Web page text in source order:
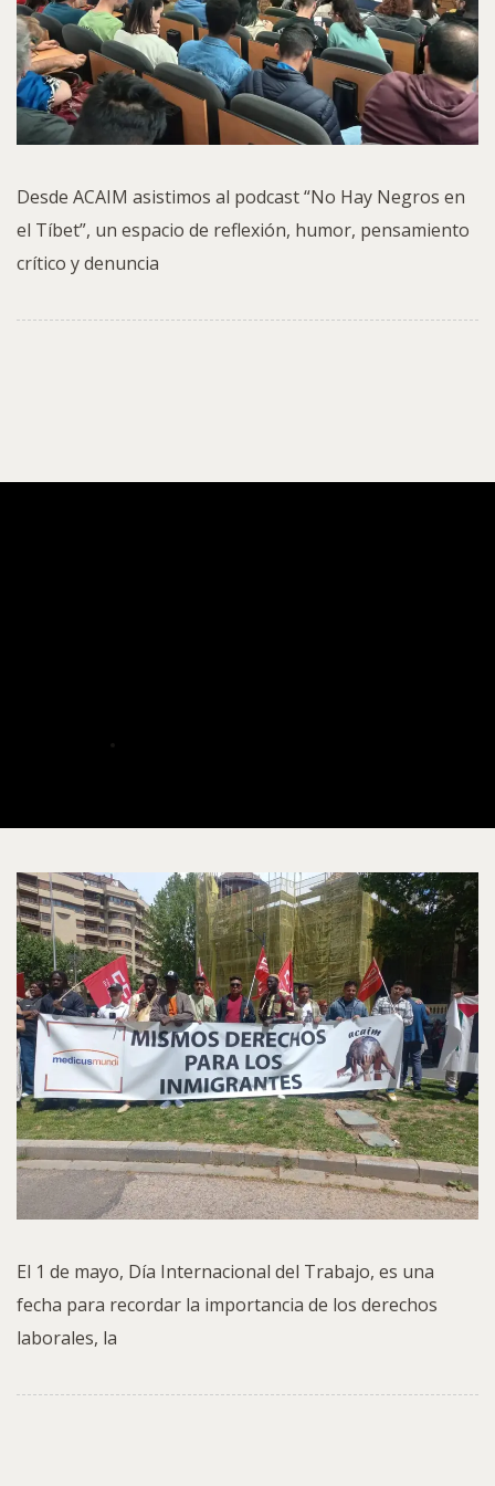
Desde ACAIM asistimos al podcast “No Hay Negros en
el Tíbet”, un espacio de reflexión, humor, pensamiento
crítico y denuncia
El 1 de mayo, Día Internacional del Trabajo, es una
fecha para recordar la importancia de los derechos
laborales, la